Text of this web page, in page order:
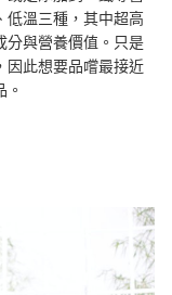
低溫三種，其中超高
分與營養價值。只是
因此想要品嚐最接近